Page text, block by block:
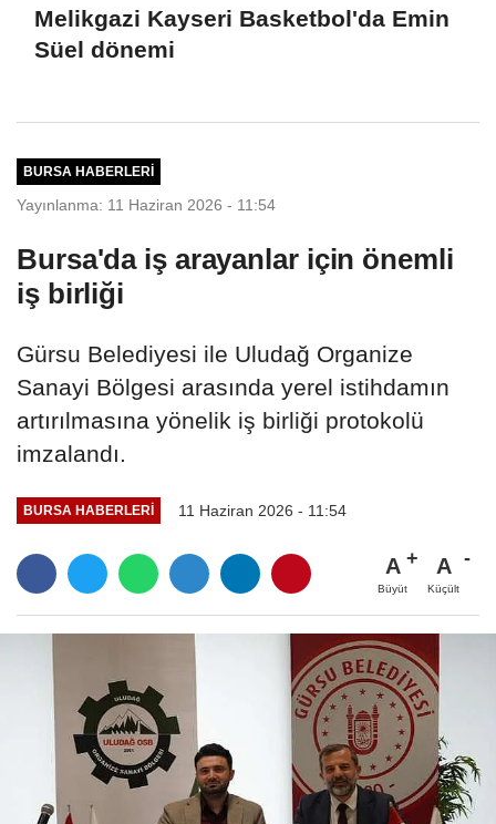
Melikgazi Kayseri Basketbol'da Emin
Süel dönemi
BURSA HABERLERI
Yayınlanma: 11 Haziran 2026 - 11:54
Bursa'da iş arayanlar için önemli
iş birliği
Gürsu Belediyesi ile Uludağ Organize
Sanayi Bölgesi arasında yerel istihdamın
artırılmasına yönelik iş birliği protokolü
imzalandı.
BURSA HABERLERI 11 Haziran 2026 - 11:54
A
Büyüt
A
Küçült